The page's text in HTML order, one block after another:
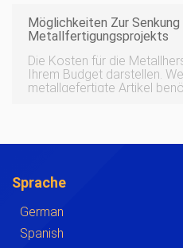
Möglichkeiten Zur
Metallfertigungsprojekts
Die Kosten für die
Ihrem Budget darstellen.
metallgefertigte Artikel
Sprache
German
Spanish